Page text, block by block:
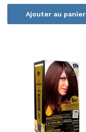
Ajouter au panier